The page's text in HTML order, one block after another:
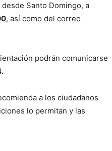
Santo Domingo, a
, así como del correo
podrán comunicarse
a los ciudadanos
lo permitan y las